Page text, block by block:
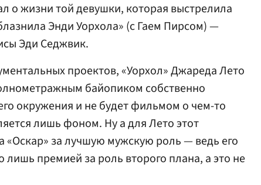
о жизни той девушки, которая выстрелила
Энди Уорхола» (с Гаем Пирсом) —
Эди Седжвик.
проектов, «Уорхол» Джареда Лето
байопиком собственно
окружения и не будет фильмом о чем-то
лишь фоном. Ну а для Лето этот
«Оскар» за лучшую мужскую роль — ведь его
премией за роль второго плана, а это не